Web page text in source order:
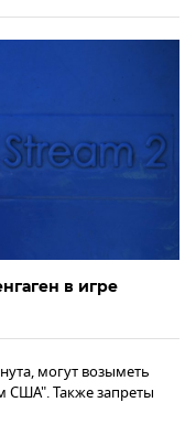
в игре
могут возыметь
США". Также запреты